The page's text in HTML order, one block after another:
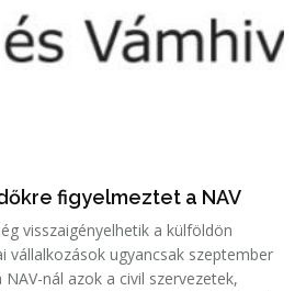
figyelmeztet a NAV
visszaigényelhetik a külföldön
vállalkozások ugyancsak szeptember
nál azok a civil szervezetek,